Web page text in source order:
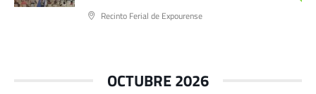
Recinto Ferial de Expourense
OCTUBRE 2026